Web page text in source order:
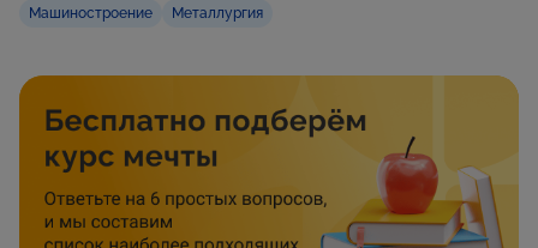
Машиностроение Металлургия